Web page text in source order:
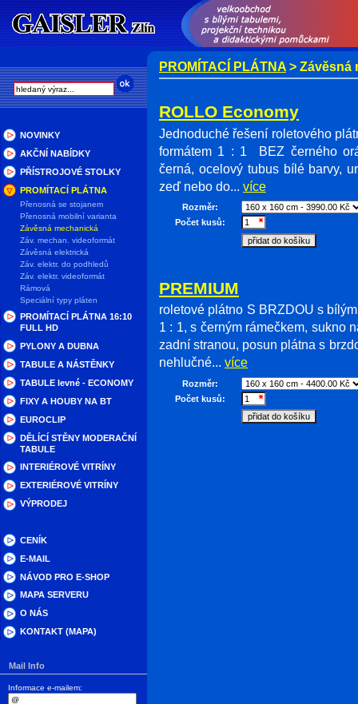
NOVINKY
AKČNÍ NABÍDKY
PŘÍSTROJOVÉ STOLKY
PROMÍTACÍ PLÁTNA
Přenosná se stojanem
Přenosná mobilní varianta
Závěsná mechanická
Záv. mechan. videoformát
Závěsná elektrická
Záv. elektr. do podhledů
Záv. elektr. videoformát
Rámová
Speciální typy pláten
PROMÍTACÍ PLÁTNA 16:10
FULL HD
PYLONY A DUBNA
TABULE A NÁSTĚNKY
TABULE levné - ECONOMY
FIXY A HOUBY NA BT
EUROCLIP
DĚLÍCÍ STĚNY MODERAČNÍ
TABULE
INTERIÉROVÉ VITRÍNY
EXTERIÉROVÉ VITRÍNY
VÝPRODEJ
CENÍK
E-MAIL
NÁVOD PRO E-SHOP
MAPA SERVERU
O NÁS
KONTAKT (MAPA)
Mail Info
Informace e-mailem:
PROMÍTACÍ PLÁTNA > Závěsná
ROLLO Economy
Jednoduché řešení roletového
formátem 1 : 1 BEZ černého
černá, ocelový tubus bílé barvy,
zeď nebo do... více
Rozměr:
Počet kusů:
PREMIUM
roletové plátno S BRZDOU s
1 : 1, s černým rámečkem, sukno
zadní stranou, posun plátna s
nehlučné... více
Rozměr:
Počet kusů: